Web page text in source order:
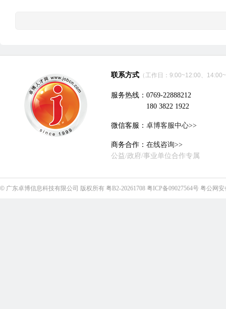
联系方式 （工作日：9:00~12:00、
服务热线：0769-22888212
180 3822 1922
微信客服： 卓博客服中心>>
商务合作： 在线咨询>>
公益/政府/事业单位合作专属
© 广东卓博信息科技有限公司 版权所有 粤B2-20261708 粤ICP备09027564号 粤公网安